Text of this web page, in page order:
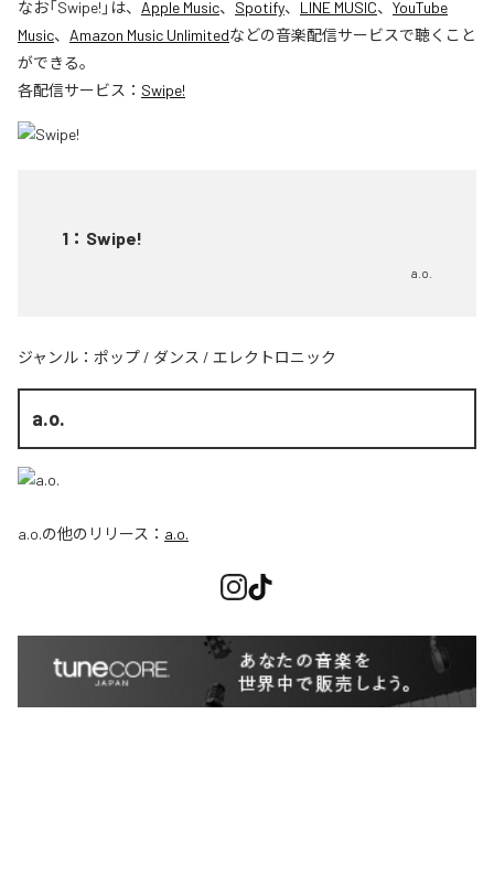
なお「Swipe! 」は、 Apple Music、 Spotify、 LINE MUSIC、 YouTube
Music、 Amazon Music Unlimitedなどの音楽配信サービスで聴くこと
ができる。
各配信サービス： Swipe!
1 ： Swipe!
a.o.
ジャンル： ポップ / ダンス / エレクトロニック
a.o.
a.o.の他のリリース： a.o.